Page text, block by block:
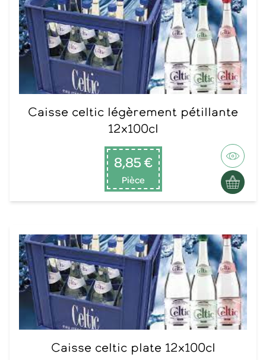
Caisse celtic légèrement pétillante
12x100cl
8,85 €
Pièce
Caisse celtic plate 12x100cl